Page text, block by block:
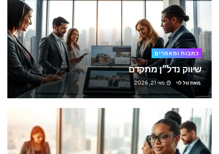
כתבות ומאמרים
שיווק נדל״ן מתקדם
מאתטל לוי מאי 21, 2026